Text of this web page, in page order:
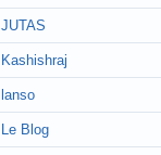
JUTAS
Kashishraj
lanso
Le Blog